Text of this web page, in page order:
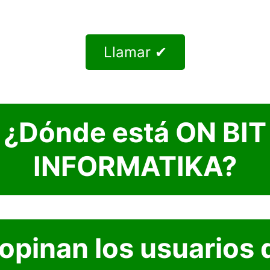
Llamar ✔
¿Dónde está ON BIT
INFORMATIKA?
los usuarios